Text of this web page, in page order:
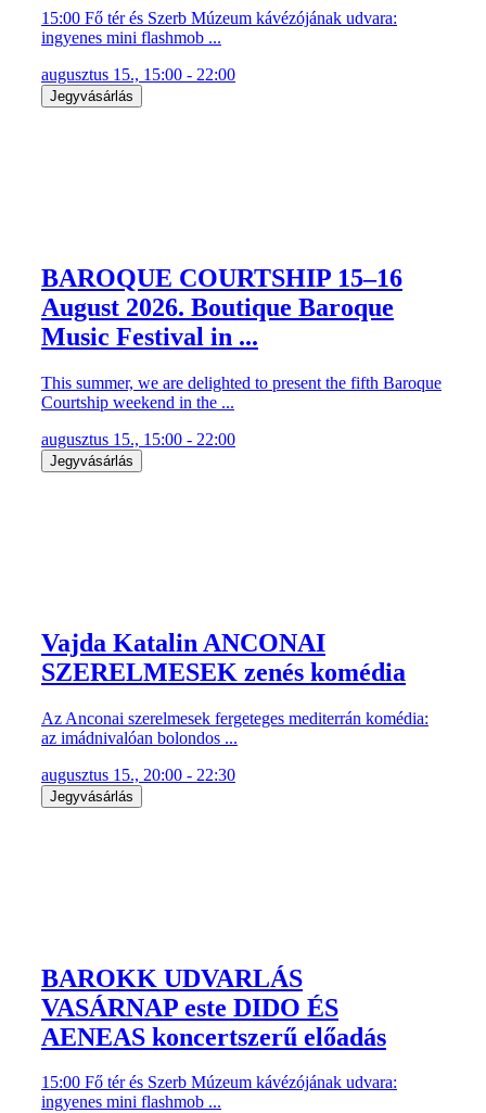
15:00 Fő tér és Szerb Múzeum kávézójának udvara:
ingyenes mini flashmob ...
augusztus 15., 15:00 - 22:00
Jegyvásárlás
BAROQUE COURTSHIP 15–16
August 2026. Boutique Baroque
Music Festival in ...
This summer, we are delighted to present the fifth Baroque
Courtship weekend in the ...
augusztus 15., 15:00 - 22:00
Jegyvásárlás
Vajda Katalin ANCONAI
SZERELMESEK zenés komédia
Az Anconai szerelmesek fergeteges mediterrán komédia:
az imádnivalóan bolondos ...
augusztus 15., 20:00 - 22:30
Jegyvásárlás
BAROKK UDVARLÁS
VASÁRNAP este DIDO ÉS
AENEAS koncertszerű előadás
15:00 Fő tér és Szerb Múzeum kávézójának udvara:
ingyenes mini flashmob ...